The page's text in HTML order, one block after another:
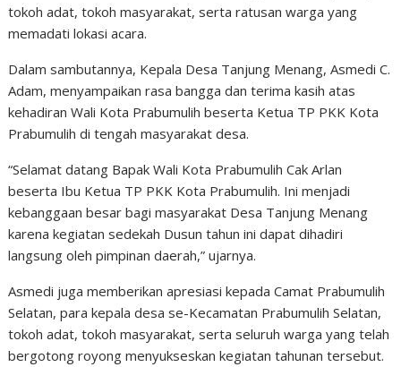
tokoh adat, tokoh masyarakat, serta ratusan warga yang
memadati lokasi acara.
Dalam sambutannya, Kepala Desa Tanjung Menang, Asmedi C.
Adam, menyampaikan rasa bangga dan terima kasih atas
kehadiran Wali Kota Prabumulih beserta Ketua TP PKK Kota
Prabumulih di tengah masyarakat desa.
“Selamat datang Bapak Wali Kota Prabumulih Cak Arlan
beserta Ibu Ketua TP PKK Kota Prabumulih. Ini menjadi
kebanggaan besar bagi masyarakat Desa Tanjung Menang
karena kegiatan sedekah Dusun tahun ini dapat dihadiri
langsung oleh pimpinan daerah,” ujarnya.
Asmedi juga memberikan apresiasi kepada Camat Prabumulih
Selatan, para kepala desa se-Kecamatan Prabumulih Selatan,
tokoh adat, tokoh masyarakat, serta seluruh warga yang telah
bergotong royong menyukseskan kegiatan tahunan tersebut.